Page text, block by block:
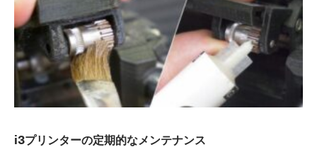
i3プリンターの定期的なメンテナンス